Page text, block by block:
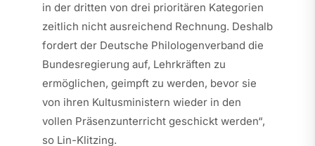
in der dritten von drei prioritären Kategorien
zeitlich nicht ausreichend Rechnung. Deshalb
fordert der Deutsche Philologenverband die
Bundesregierung auf, Lehrkräften zu
ermöglichen, geimpft zu werden, bevor sie
von ihren Kultusministern wieder in den
vollen Präsenzunterricht geschickt werden“,
so Lin-Klitzing.